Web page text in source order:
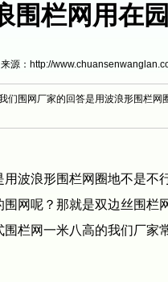
围栏网用在
源：http://
围网厂家的回答是用波浪形围栏
波浪形围栏网圈地不是
网呢？那就是双边丝围
栏网一米八高的我们厂家